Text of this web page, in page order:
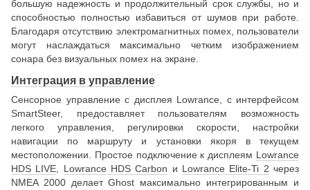
большую надежность и продолжительный срок службы, но и
способностью полностью избавиться от шумов при работе.
Благодаря отсутствию электромагнитных помех, пользователи
могут наслаждаться максимально четким изображением
сонара без визуальных помех на экране.
Интеграция в управление
Сенсорное управление с дисплея Lowrance, с интерфейсом
SmartSteer, предоставляет пользователям возможность
легкого управления, регулировки скорости, настройки
навигации по маршруту и установки якоря в текущем
местоположении. Простое подключение к дисплеям Lowrance
HDS LIVE
Lowrance HDS Carbon и Lowrance Elite-Ti 2 через
NMEA 2000 делает Ghost максимально интегрированным и